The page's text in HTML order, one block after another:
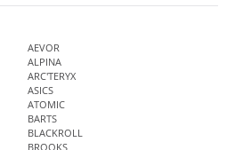
AEVOR
ALPINA
ARC'TERYX
ASICS
ATOMIC
BARTS
BLACKROLL
BROOKS